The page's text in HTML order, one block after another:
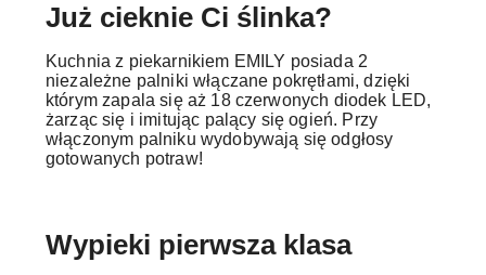
Już cieknie Ci ślinka?
Kuchnia z piekarnikiem EMILY posiada 2
niezależne palniki włączane pokrętłami, dzięki
którym zapala się aż 18 czerwonych diodek LED,
żarząc się i imitując palący się ogień. Przy
włączonym palniku wydobywają się odgłosy
gotowanych potraw!
Wypieki pierwsza klasa